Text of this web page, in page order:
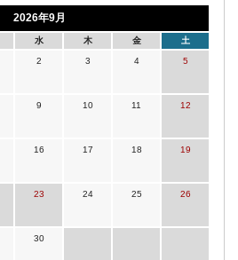
2026年9月
水 木 金 土
2 3 4 5
9 10 11 12
16 17 18 19
23 24 25 26
30